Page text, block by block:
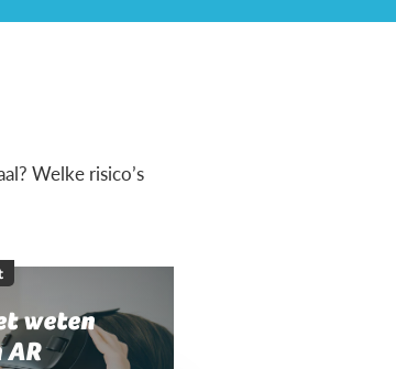
Welke risico’s
weten
AR